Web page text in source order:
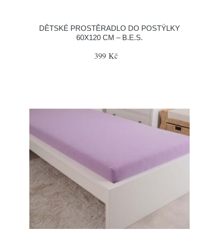
DĚTSKÉ PROSTĚRADLO DO POSTÝLKY
60X120 CM – B.E.S.
399 Kč